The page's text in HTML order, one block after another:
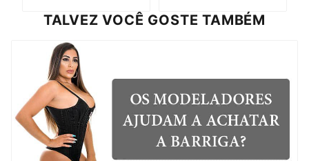
TALVEZ VOCÊ GOSTE TAMBÉM